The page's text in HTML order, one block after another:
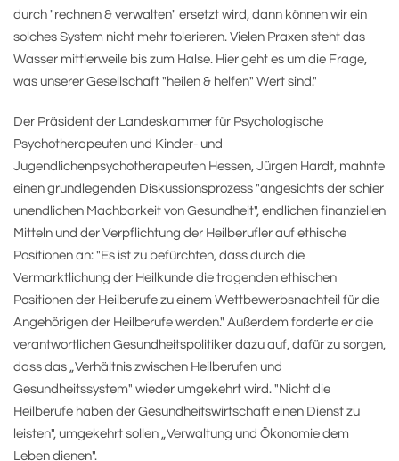
durch "rechnen & verwalten" ersetzt wird, dann können wir ein
solches System nicht mehr tolerieren. Vielen Praxen steht das
Wasser mittlerweile bis zum Halse. Hier geht es um die Frage,
was unserer Gesellschaft "heilen & helfen" Wert sind."
Der Präsident der Landeskammer für Psychologische
Psychotherapeuten und Kinder- und
Jugendlichenpsychotherapeuten Hessen, Jürgen Hardt, mahnte
einen grundlegenden Diskussionsprozess "angesichts der schier
unendlichen Machbarkeit von Gesundheit", endlichen finanziellen
Mitteln und der Verpflichtung der Heilberufler auf ethische
Positionen an: "Es ist zu befürchten, dass durch die
Vermarktlichung der Heilkunde die tragenden ethischen
Positionen der Heilberufe zu einem Wettbewerbsnachteil für die
Angehörigen der Heilberufe werden." Außerdem forderte er die
verantwortlichen Gesundheitspolitiker dazu auf, dafür zu sorgen,
dass das „Verhältnis zwischen Heilberufen und
Gesundheitssystem" wieder umgekehrt wird. "Nicht die
Heilberufe haben der Gesundheitswirtschaft einen Dienst zu
leisten", umgekehrt sollen „Verwaltung und Ökonomie dem
Leben dienen".